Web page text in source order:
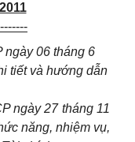
ngày 06 tháng 6
tiết và hướng dẫn
ngày 27 tháng 11
năng, nhiệm vụ,